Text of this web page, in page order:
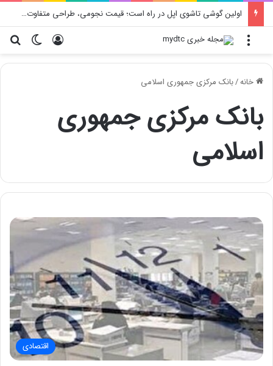
اولین گوشی تاشوی اپل در راه است؛ قیمت نجومی، طراحی متفاوت و زمان رونمایی احتمالی
تغییر ورود منو
خانه/بانک مرکزی جمهوری اسلامی
بانک مرکزی جمهوری
اسلامی
اقتصادی